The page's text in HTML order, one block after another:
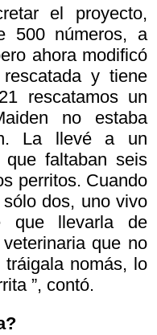
el proyecto,
500 números, a
ahora modificó
y tiene
rescatamos un
no estaba
La llevé a un
faltaban seis
perritos. Cuando
sólo dos, uno vivo
que llevarla de
que no
tráigala nomás, lo
”, contó.